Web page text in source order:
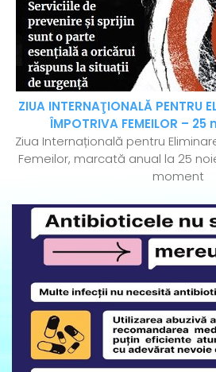
ZIUA INTERNAŢIONALĂ PENTRU
ÎMPOTRIVA FEMEILOR –
Ziua Internațională pentru
Femeilor, marcată anual la 25
moment